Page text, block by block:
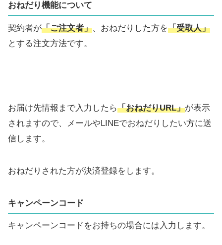
おねだり機能について
契約者が「ご注文者」、おねだりした方を「受取人」
とする注文方法です。
お届け先情報まで入力したら「おねだりURL」が表示
されますので、メールやLINEでおねだりしたい方に送
信します。
おねだりされた方が決済登録をします。
キャンペーンコード
キャンペーンコードをお持ちの場合には入力します。